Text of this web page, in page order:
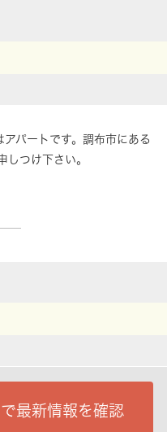
アパートです。調布市にある
つけ下さい。
で最新情報を確認